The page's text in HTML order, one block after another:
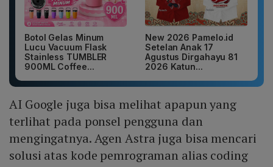
Botol Gelas Minum
Lucu Vacuum Flask
Stainless TUMBLER
900ML Coffee...
New 2026 Pamelo.id
Setelan Anak 17
Agustus Dirgahayu 81
2026 Katun...
AI Google juga bisa melihat apapun yang
terlihat pada ponsel pengguna dan
mengingatnya. Agen Astra juga bisa mencari
solusi atas kode pemrograman alias coding